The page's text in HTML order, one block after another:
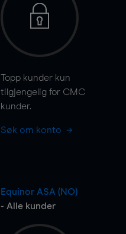
Topp kunder kun
tilgjengelig for CMC
kunder.
Søk om konto
Equinor ASA (NO)
- Alle kunder